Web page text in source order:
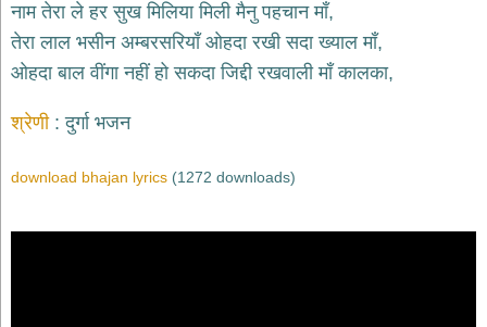
जैन
भजन
jain
bhajans
दुर्गा
bhajans
भजन
नाम तेरा ले हर सुख मिलिया मिली मैनु पहचान माँ,
तेरा लाल भसीन अम्बरसरियाँ ओहदा रखी सदा ख्याल माँ,
ओहदा बाल वींगा नहीं हो सकदा जिद्दी रखवाली माँ कालका,
श्रेणी दुर्गा भजन
download bhajan lyrics (1272 downloads)